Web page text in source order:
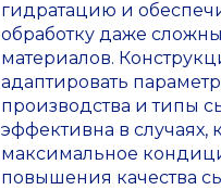
гидратацию и
обработку даже
материалов.
адаптировать
производства и типы
эффективна в случаях,
максимальное
повышения качества